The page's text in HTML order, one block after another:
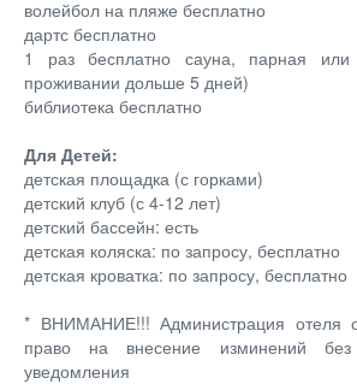
волейбол на пляже бесплатно
дартс бесплатно
1 раз бесплатно сауна, парная или
проживании дольше 5 дней)
библиотека бесплатно
Для Детей:
детская площадка (с горками)
детский клуб (с 4-12 лет)
детский бассейн: есть
детская коляска: по запросу, бесплатно
детская кроватка: по запросу, бесплатно
* ВНИМАНИЕ!!! Администрация отеля
право на внесение изминений без
уведомления